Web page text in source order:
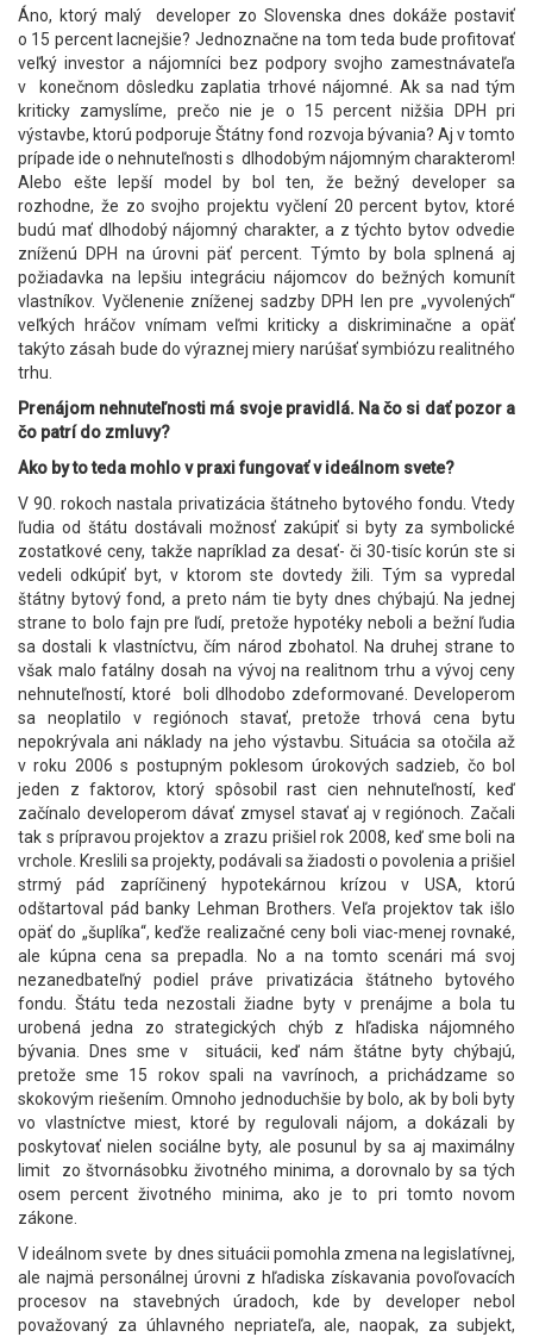
Áno, ktorý malý developer zo Slovenska dnes dokáže postaviť
o 15 percent lacnejšie? Jednoznačne na tom teda bude profitovať
veľký investor a nájomníci bez podpory svojho zamestnávateľa
v konečnom dôsledku zaplatia trhové nájomné. Ak sa nad tým
kriticky zamyslíme, prečo nie je o 15 percent nižšia DPH pri
výstavbe, ktorú podporuje Štátny fond rozvoja bývania? Aj v tomto
prípade ide o nehnuteľnosti s dlhodobým nájomným charakterom!
Alebo ešte lepší model by bol ten, že bežný developer sa
rozhodne, že zo svojho projektu vyčlení 20 percent bytov, ktoré
budú mať dlhodobý nájomný charakter, a z týchto bytov odvedie
zníženú DPH na úrovni päť percent. Týmto by bola splnená aj
požiadavka na lepšiu integráciu nájomcov do bežných komunít
vlastníkov. Vyčlenenie zníženej sadzby DPH len pre „vyvolených“
veľkých hráčov vnímam veľmi kriticky a diskriminačne a opäť
takýto zásah bude do výraznej miery narúšať symbiózu realitného
trhu.
Prenájom nehnuteľnosti má svoje pravidlá. Na čo si dať pozor a
čo patrí do zmluvy?
Ako by to teda mohlo v praxi fungovať v ideálnom svete?
V 90. rokoch nastala privatizácia štátneho bytového fondu. Vtedy
ľudia od štátu dostávali možnosť zakúpiť si byty za symbolické
zostatkové ceny, takže napríklad za desať- či 30-tisíc korún ste si
vedeli odkúpiť byt, v ktorom ste dovtedy žili. Tým sa vypredal
štátny bytový fond, a preto nám tie byty dnes chýbajú. Na jednej
strane to bolo fajn pre ľudí, pretože hypotéky neboli a bežní ľudia
sa dostali k vlastníctvu, čím národ zbohatol. Na druhej strane to
však malo fatálny dosah na vývoj na realitnom trhu a vývoj ceny
nehnuteľností, ktoré boli dlhodobo zdeformované. Developerom
sa neoplatilo v regiónoch stavať, pretože trhová cena bytu
nepokrývala ani náklady na jeho výstavbu. Situácia sa otočila až
v roku 2006 s postupným poklesom úrokových sadzieb, čo bol
jeden z faktorov, ktorý spôsobil rast cien nehnuteľností, keď
začínalo developerom dávať zmysel stavať aj v regiónoch. Začali
tak s prípravou projektov a zrazu prišiel rok 2008, keď sme boli na
vrchole. Kreslili sa projekty, podávali sa žiadosti o povolenia a prišiel
strmý pád zapríčinený hypotekárnou krízou v USA, ktorú
odštartoval pád banky Lehman Brothers. Veľa projektov tak išlo
opäť do „šuplíka“, keďže realizačné ceny boli viac-menej rovnaké,
ale kúpna cena sa prepadla. No a na tomto scenári má svoj
nezanedbateľný podiel práve privatizácia štátneho bytového
fondu. Štátu teda nezostali žiadne byty v prenájme a bola tu
urobená jedna zo strategických chýb z hľadiska nájomného
bývania. Dnes sme v situácii, keď nám štátne byty chýbajú,
pretože sme 15 rokov spali na vavrínoch, a prichádzame so
skokovým riešením. Omnoho jednoduchšie by bolo, ak by boli byty
vo vlastníctve miest, ktoré by regulovali nájom, a dokázali by
poskytovať nielen sociálne byty, ale posunul by sa aj maximálny
limit zo štvornásobku životného minima, a dorovnalo by sa tých
osem percent životného minima, ako je to pri tomto novom
zákone.
V ideálnom svete by dnes situácii pomohla zmena na legislatívnej,
ale najmä personálnej úrovni z hľadiska získavania povoľovacích
procesov na stavebných úradoch, kde by developer nebol
považovaný za úhlavného nepriateľa, ale, naopak, za subjekt,